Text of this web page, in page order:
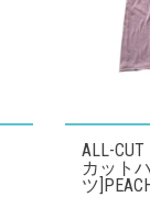
ALL-
カット
ツ